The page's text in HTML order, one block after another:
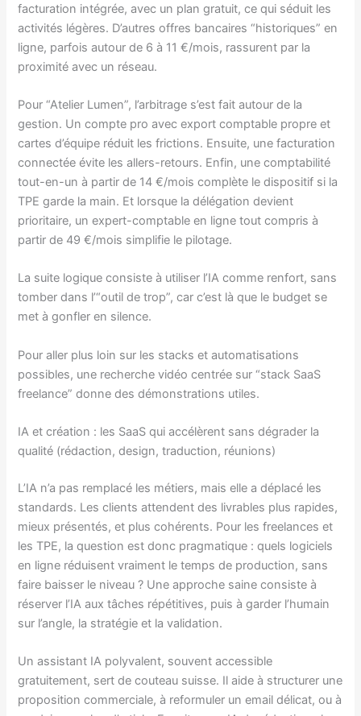
facturation intégrée, avec un plan gratuit, ce qui séduit les
activités légères. D’autres offres bancaires “historiques” en
ligne, parfois autour de 6 à 11 €/mois, rassurent par la
proximité avec un réseau.
Pour “Atelier Lumen”, l’arbitrage s’est fait autour de la
gestion. Un compte pro avec export comptable propre et
cartes d’équipe réduit les frictions. Ensuite, une facturation
connectée évite les allers-retours. Enfin, une comptabilité
tout-en-un à partir de 14 €/mois complète le dispositif si la
TPE garde la main. Et lorsque la délégation devient
prioritaire, un expert-comptable en ligne tout compris à
partir de 49 €/mois simplifie le pilotage.
La suite logique consiste à utiliser l’IA comme renfort, sans
tomber dans l’“outil de trop”, car c’est là que le budget se
met à gonfler en silence.
Pour aller plus loin sur les stacks et automatisations
possibles, une recherche vidéo centrée sur “stack SaaS
freelance” donne des démonstrations utiles.
IA et création : les SaaS qui accélèrent sans dégrader la
qualité (rédaction, design, traduction, réunions)
L’IA n’a pas remplacé les métiers, mais elle a déplacé les
standards. Les clients attendent des livrables plus rapides,
mieux présentés, et plus cohérents. Pour les freelances et
les TPE, la question est donc pragmatique : quels logiciels
en ligne réduisent vraiment le temps de production, sans
faire baisser le niveau ? Une approche saine consiste à
réserver l’IA aux tâches répétitives, puis à garder l’humain
sur l’angle, la stratégie et la validation.
Un assistant IA polyvalent, souvent accessible
gratuitement, sert de couteau suisse. Il aide à structurer une
proposition commerciale, à reformuler un email délicat, ou à